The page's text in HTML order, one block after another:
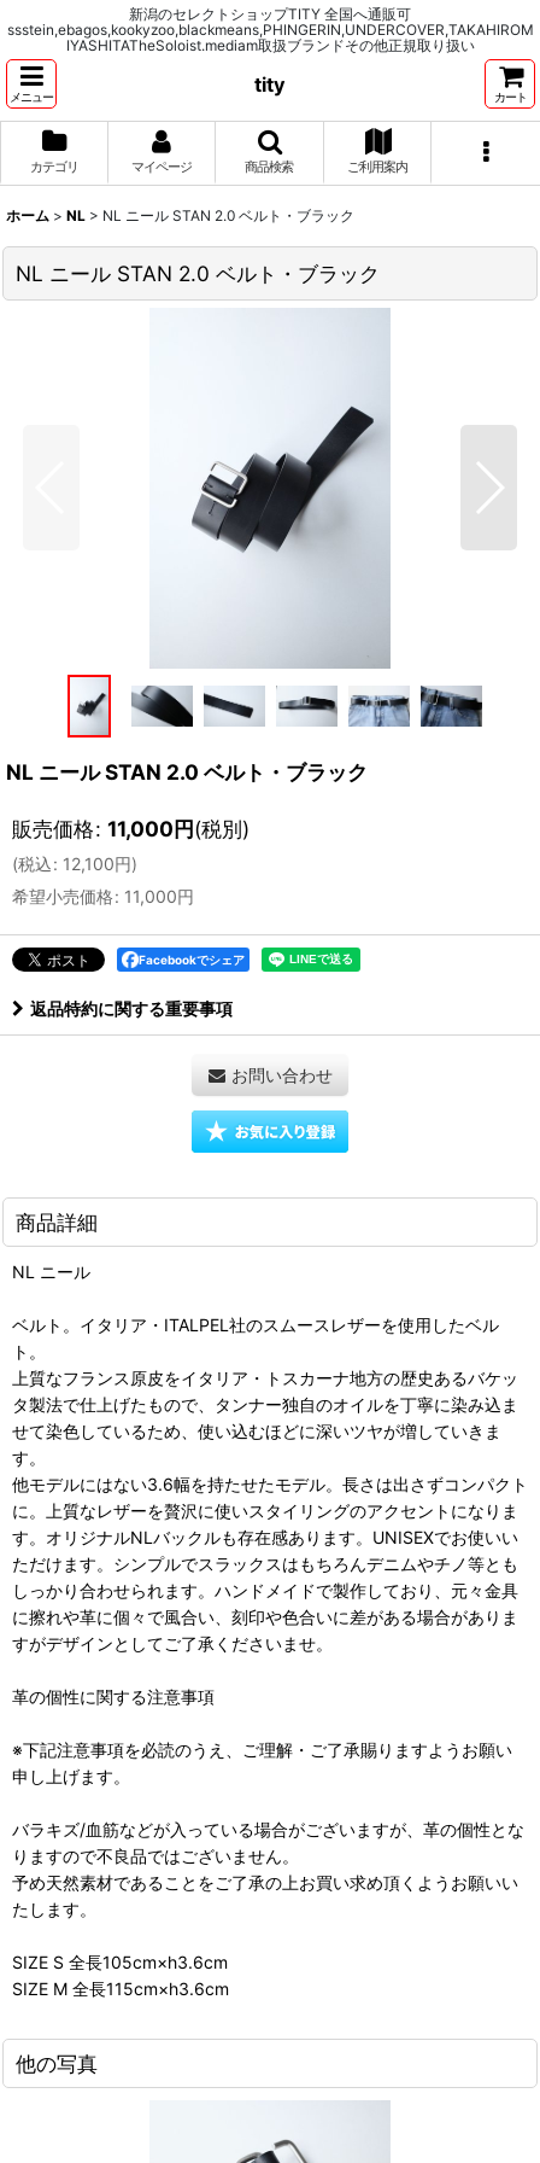
新潟のセレクトショップTITY 全国へ通販可
ssstein,ebagos,kookyzoo,blackmeans,PHINGERIN,UNDERCOVER,TAKAHIROM
IYASHITATheSoloist.mediam取扱ブランドその他正規取り扱い
メニュー
tity
カート
カテゴリ マイページ 商品検索 ご利用案内
ホーム > NL > NL ニール STAN 2.0 ベルト・ブラック
NL ニール STAN 2.0 ベルト・ブラック
NL ニール STAN 2.0 ベルト・ブラック
販売価格: 11,000円(税別)
(税込: 12,100円)
希望小売価格: 11,000円
Facebookでシェア
返品特約に関する重要事項
お問い合わせ
商品詳細
NL ニール
ベルト。イタリア・ITALPEL社のスムースレザーを使用したベル
ト。
上質なフランス原皮をイタリア・トスカーナ地方の歴史あるバケッ
タ製法で仕上げたもので、タンナー独自のオイルを丁寧に染み込ま
せて染色しているため、使い込むほどに深いツヤが増していきま
す。
他モデルにはない3.6幅を持たせたモデル。長さは出さずコンパクト
に。上質なレザーを贅沢に使いスタイリングのアクセントになりま
す。オリジナルNLバックルも存在感あります。UNISEXでお使いい
ただけます。シンプルでスラックスはもちろんデニムやチノ等とも
しっかり合わせられます。ハンドメイドで製作しており、元々金具
に擦れや革に個々で風合い、刻印や色合いに差がある場合がありま
すがデザインとしてご了承くださいませ。
革の個性に関する注意事項
※下記注意事項を必読のうえ、ご理解・ご了承賜りますようお願い
申し上げます。
バラキズ/血筋などが入っている場合がございますが、革の個性とな
りますので不良品ではございません。
予め天然素材であることをご了承の上お買い求め頂くようお願いい
たします。
SIZE S 全長105cm×h3.6cm
SIZE M 全長115cm×h3.6cm
他の写真